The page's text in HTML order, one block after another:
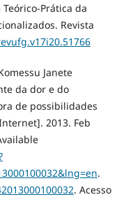
Prática da
Revista
Janete
da dor e do
de possibilidades
2013. Feb
.
. Acesso